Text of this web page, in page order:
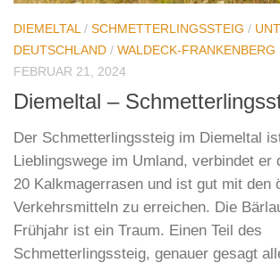
DIEMELTAL/ SCHMETTERLINGSSTEIG /
DEUTSCHLAND / WALDECK-FRANKENBERG
FEBRUAR 21, 2024
Diemeltal –
Der Schmetterlingssteig im Diemeltal
Lieblingswege im Umland, verbindet er
20 Kalkmagerrasen und ist gut mit den
Verkehrsmitteln zu erreichen. Die
Frühjahr ist ein Traum. Einen Teil des
Schmetterlingssteig, genauer gesagt